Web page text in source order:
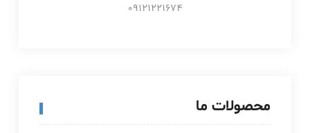
09121221674
محصولات ما